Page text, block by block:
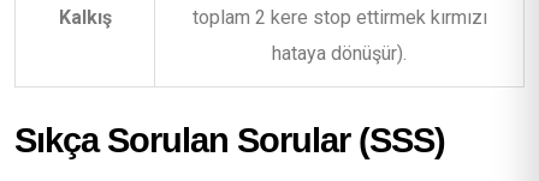
Kalkış
toplam 2 kere stop ettirmek kırmızı
hataya dönüşür).
Sıkça Sorulan Sorular (SSS)